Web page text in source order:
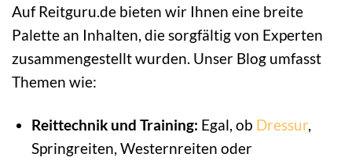
Auf Reitguru.de bieten wir Ihnen eine breite
Palette an Inhalten, die sorgfältig von Experten
zusammengestellt wurden. Unser Blog umfasst
Themen wie:
Reittechnik und Training: Egal, ob Dressur,
Springreiten, Westernreiten oder